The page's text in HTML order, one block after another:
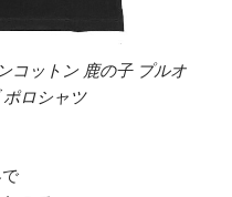
コットン 鹿の子 プルオ
ロシャツ